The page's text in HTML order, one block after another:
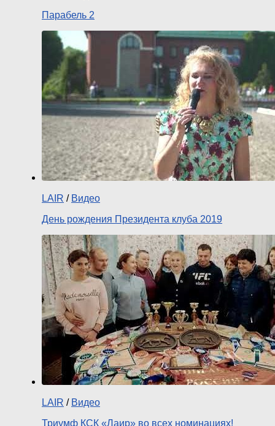
Парабель 2
LAIR / Видео
День рождения Президента клуба 2019
LAIR / Видео
Триумф КСК «Лаир» во всех номинациях!